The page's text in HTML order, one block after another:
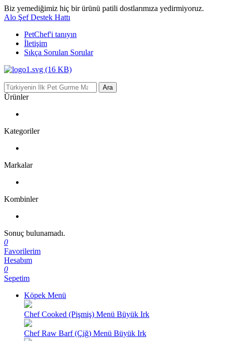
Biz yemediğimiz hiç bir ürünü patili dostlarımıza yedirmiyoruz.
Alo Şef Destek Hattı
PetChef'i tanıyın
İletişim
Sıkça Sorulan Sorular
Ara
Ürünler
Kategoriler
Markalar
Kombinler
Sonuç bulunamadı.
0
Favorilerim
Hesabım
0
Sepetim
Köpek Menü
Chef Cooked (Pişmiş) Menü Büyük Irk
Chef Raw Barf (Çiğ) Menü Büyük Irk